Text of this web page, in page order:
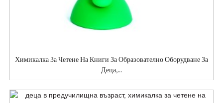
Химикалка За Четене На Книги За Образователно Оборудване За
Деца,...